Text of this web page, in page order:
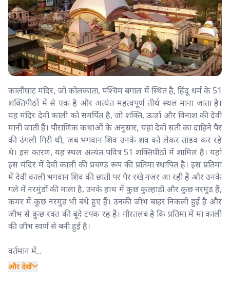
कालीघाट मंदिर, जो कोलकाता, पश्चिम बंगाल में स्थित है, हिंदू धर्म के 51
शक्तिपीठों में से एक है और अत्यंत महत्वपूर्ण तीर्थ स्थल माना जाता है।
यह मंदिर देवी काली को समर्पित है, जो शक्ति, ऊर्जा और विनाश की देवी
मानी जाती हैं। पौराणिक कथाओं के अनुसार, यहां देवी सती का दाहिने पैर
की उंगली गिरी थी, जब भगवान शिव उनके शव को लेकर तांडव कर रहे
थे। इस कारण, यह स्थल अत्यंत पवित्र 51 शक्तिपीठों में शामिल है। यहां
इस मंदिर में देवी काली की प्रचण्ड रूप की प्रतिमा स्थापित है। इस प्रतिमा
में देवी काली भगवान शिव की छाती पर पैर रखे नजर आ रही हैं और उनके
गले में नरमुंडों की माला है, उनके हाथ में कुछ कुल्हाड़ी और कुछ नरमुंड हैं,
कमर में कुछ नरमुंड भी बंधे हुए हैं। उनकी जीभ बाहर निकली हुई है और
जीभ से कुछ रक्त की बूंदे टपक रह हैं। गौरतलब है कि प्रतिमा में मां काली
की जीभ स्वर्ण से बनी हुई है।
वर्तमान में...
और देखें